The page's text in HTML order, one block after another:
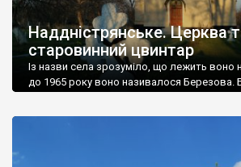
Наддністрянське. Церква
старовинний цвинтар
Із назви села зрозуміло, що лежить воно
до 1965 року воно називалося Березова.
Наддністрянське відрізняється від
сіл. У селі є мурована Михайлівська